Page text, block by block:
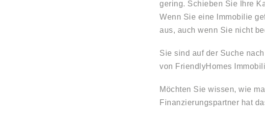
gering. Schieben Sie Ihre
Wenn Sie eine Immobilie
aus, auch wenn Sie nicht
Sie sind auf der Suche
von FriendlyHomes
Möchten Sie wissen, wie
Finanzierungspartner hat